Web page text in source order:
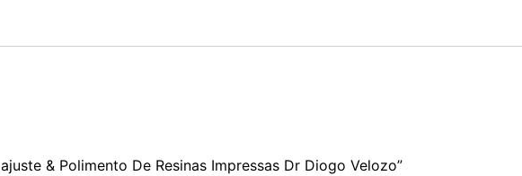
& Polimento De Resinas Impressas Dr Diogo Velozo”